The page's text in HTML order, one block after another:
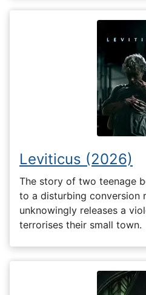
Leviticus (2026)
The story of two teenage
to a disturbing conversion
unknowingly releases a
terrorises their small town.